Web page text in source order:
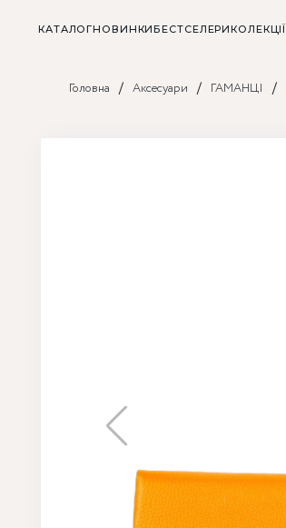
КАТАЛОГНОВИНКИБЕСТСЕЛЕРИКОЛЕКЦІЇ
Головна / Аксесуари / ГАМАНЦІ /